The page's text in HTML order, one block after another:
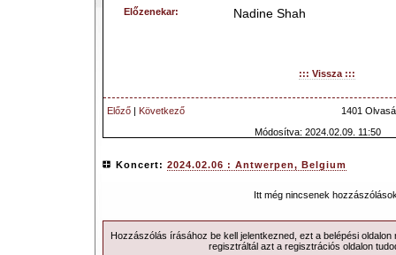
Előzenekar: Nadine Shah
::: Vissza :::
Előző | Következő
1401
Módosítva: 2024.02.09. 11:50
Koncert: 2024.02.06 : Antwerpen, Belgium
Itt még nincsenek
Hozzászólás írásához be kell jelentkezned, ezt a belépésioldalon
regisztráltál azt a regisztrációs oldalon